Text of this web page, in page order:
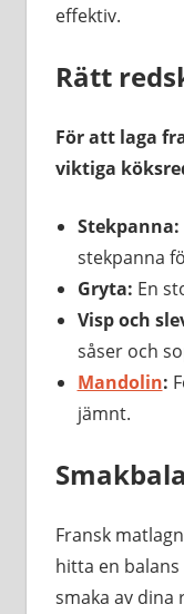
effektiv.
Rätt
För att laga
viktiga
Stekpanna:
stekpanna
Gryta: En
Visp och
såser och
Mandolin:
jämnt.
Fransk
hitta en
smaka av